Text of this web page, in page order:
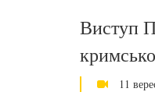
Виступ
11